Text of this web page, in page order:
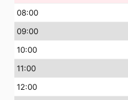
08:00
09:00
10:00
11:00
12:00